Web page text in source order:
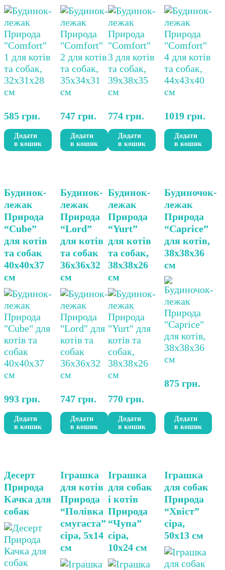
585 грн.
Додати
в кошик
747 грн.
Додати
в кошик
774 грн.
Додати
в кошик
1019 грн.
Додати
в кошик
Будинок-
лежак
Природа
“Cube”
для котів
та собак
40х40х37
см
993 грн.
Додати
в кошик
Будинок-
лежак
Природа
“Lord”
для котів
та собак
36х36х32
см
747 грн.
Додати
в кошик
Будинок-
лежак
Природа
“Yurt”
для котів
та собак,
38х38х26
см
770 грн.
Додати
в кошик
Будиночок-
лежак
Природа
“Caprice”
для котів,
38х38х36
см
875 грн.
Додати
в кошик
Десерт
Природа
Качка для
собак
Цей
товар
має
кілька
варіантів.
Параметри
можна
вибрати
на
Іграшка
для котів
Природа
“Полівка
смугаста”
сіра, 5х14
см
Іграшка
для собак
і котів
Природа
“Чупа”
сіра,
10х24 см
Іграшка
для собак
Природа
“Хвіст”
сіра,
50х13 см